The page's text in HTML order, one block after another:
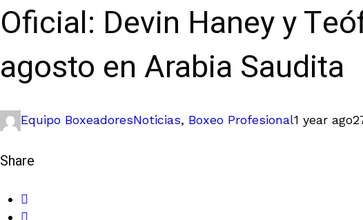
Oficial: Devin Haney y
agosto en Arabia Saudita
Equipo BoxeadoresNoticias, Boxeo Profesional1 year ago
Share